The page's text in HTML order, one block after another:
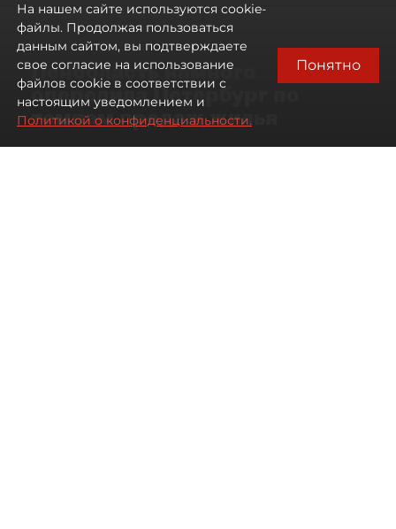
Ленобласть намного
опередила Петербург по
темпам продаж жилья
На нашем сайте используются cookie-
файлы. Продолжая пользоваться
данным сайтом, вы подтверждаете
свое согласие на использование
файлов cookie в соответствии с
настоящим уведомлением и
Политикой о конфиденциальности.
Понятно